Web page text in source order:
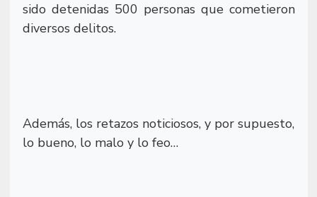
sido detenidas 500 personas que cometieron
diversos delitos.
Además, los retazos noticiosos, y por supuesto,
lo bueno, lo malo y lo feo…